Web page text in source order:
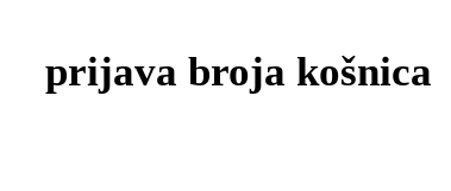
prijava broja košnica